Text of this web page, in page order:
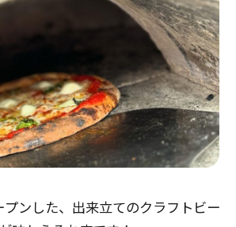
ンした、出来立てのクラフトビー